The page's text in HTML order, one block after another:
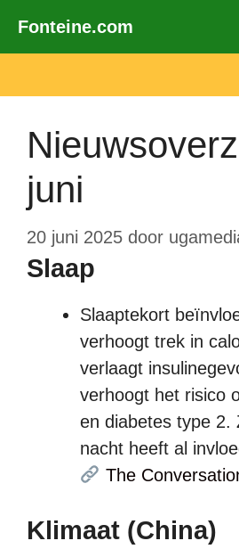
naar
inhoud
Fonteine.com
juni
20 juni 2025 door
Slaap
Slaaptekort
verhoogt trek in
verlaagt
verhoogt het risico
en diabetes type 2.
nacht heeft al
The
Klimaat (China)